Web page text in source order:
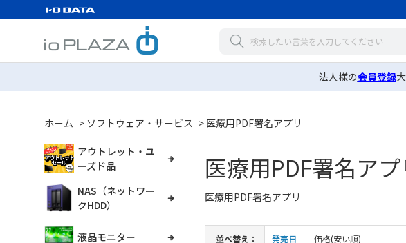
法人様の会員登録
ホーム > ソフトウェア・サービス > 医療用PDF署名アプリ
アウトレット・ユ
ーズド品
NAS（ネットワー
クHDD）
液晶モニター
医療用PDF署名アプ
医療用PDF署名アプリ
並べ替え： 発売日 価格(安い順)